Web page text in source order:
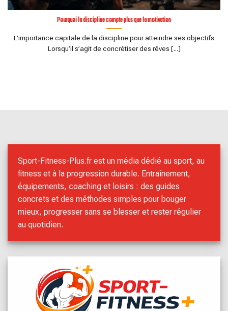
Pourquoi la discipline compte plus que la motivation
L’importance capitale de la discipline pour atteindre ses objectifs
Lorsqu’il s’agit de concrétiser des rêves [...]
Sport-Fitness-Plus.fr est un média dédié au sport, au
fitness et à la progression durable. Entraînement,
équipements, coaching et loisirs : des guides
concrets et des méthodes simples pour bouger
mieux, progresser sans se blesser et rester régulier
au quotidien.